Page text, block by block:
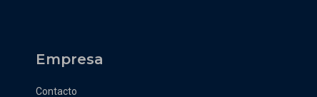
Empresa
Contacto